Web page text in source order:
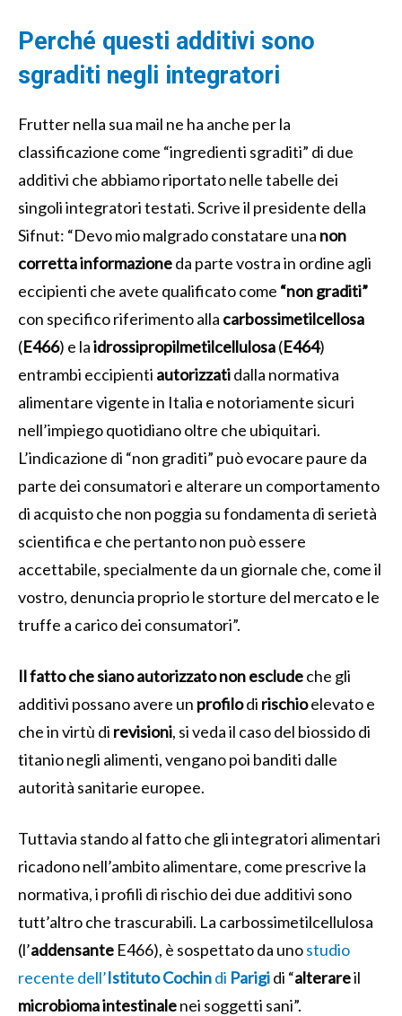
Perché questi additivi sono
sgraditi negli integratori
Frutter nella sua mail ne ha anche per la
classificazione come “ingredienti sgraditi” di due
additivi che abbiamo riportato nelle tabelle dei
singoli integratori testati. Scrive il presidente della
Sifnut: “Devo mio malgrado constatare una non
corretta informazioneda parte vostra in ordine agli
eccipienti che avete qualificato come “non graditi”
con specifico riferimento alla carbossimetilcellosa
(E466) e laidrossipropilmetilcellulosa(E464)
entrambi eccipienti autorizzatidalla normativa
alimentare vigente in Italia e notoriamente sicuri
nell’impiego quotidiano oltre che ubiquitari.
L’indicazione di “non graditi” può evocare paure da
parte dei consumatori e alterare un comportamento
di acquisto che non poggia su fondamenta di serietà
scientifica e che pertanto non può essere
accettabile, specialmente da un giornale che, come il
vostro, denuncia proprio le storture del mercato e le
truffe a carico dei consumatori”.
Il fatto che siano autorizzato non escludeche gli
additivi possano avere un profilodi rischioelevato e
che in virtù di revisioni, si veda il caso del biossido di
titanio negli alimenti, vengano poi banditi dalle
autorità sanitarie europee.
Tuttavia stando al fatto che gli integratori alimentari
ricadono nell’ambito alimentare, come prescrive la
normativa, i profili di rischio dei due additivi sono
tutt’altro che trascurabili. La carbossimetilcellulosa
(l’addensante E466), è sospettato da unostudio
recente dell’IstitutoCochindi Parigidi “alterareil
microbiomaintestinalenei soggetti sani”.